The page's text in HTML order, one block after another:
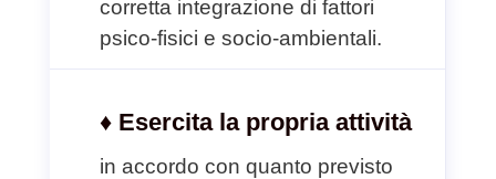
corretta integrazione di fattori
psico-fisici e socio-ambientali.
♦ Esercita la propria attività
in accordo con quanto previsto